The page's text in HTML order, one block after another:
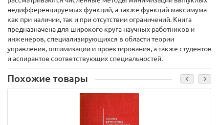
недифференцируемых функций, а также функций максимума
как при наличии, так и при отсутствии ограничений. Книга
предназначена для широкого круга научных работников и
инженеров, специализирующихся в области теории
управления, оптимизации и проектирования, а также студентов
и аспирантов соответствующих специальностей.
Похожие товары